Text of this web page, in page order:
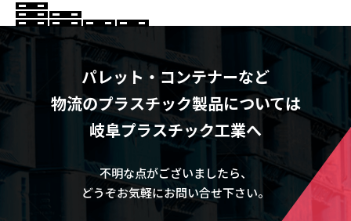
パレット・コンテナーなど
物流のプラスチック製品については
岐阜プラスチック工業へ
不明な点がございましたら、
どうぞお気軽にお問い合せ下さい。